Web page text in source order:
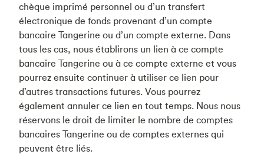
chèque imprimé personnel ou d’un transfert
électronique de fonds provenant d’un compte
bancaire Tangerine ou d’un compte externe. Dans
tous les cas, nous établirons un lien à ce compte
bancaire Tangerine ou à ce compte externe et vous
pourrez ensuite continuer à utiliser ce lien pour
d’autres transactions futures. Vous pourrez
également annuler ce lien en tout temps. Nous nous
réservons le droit de limiter le nombre de comptes
bancaires Tangerine ou de comptes externes qui
peuvent être liés.